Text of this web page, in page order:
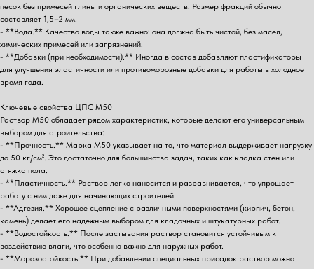
песок без примесей глины и органических веществ. Размер фракций обычно
составляет 1,5–2 мм.
- **Вода.** Качество воды также важно: она должна быть чистой, без масел,
химических примесей или загрязнений.
- **Добавки (при необходимости).** Иногда в состав добавляют пластификаторы
для улучшения эластичности или противоморозные добавки для работы в холодное
время года.
Ключевые свойства ЦПС М50
Раствор М50 обладает рядом характеристик, которые делают его универсальным
выбором для строительства:
- **Прочность.** Марка М50 указывает на то, что материал выдерживает нагрузку
до 50 кг/см². Это достаточно для большинства задач, таких как кладка стен или
стяжка пола.
- **Пластичность.** Раствор легко наносится и разравнивается, что упрощает
работу с ним даже для начинающих строителей.
- **Адгезия.** Хорошее сцепление с различными поверхностями (кирпич, бетон,
камень) делает его надежным выбором для кладочных и штукатурных работ.
- **Водостойкость.** После застывания раствор становится устойчивым к
воздействию влаги, что особенно важно для наружных работ.
- **Морозостойкость.** При добавлении специальных присадок раствор можно